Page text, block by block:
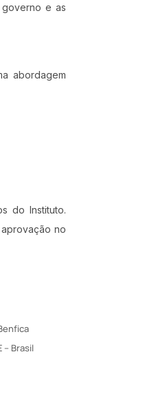
e as
abordagem
do Instituto.
no
– Brasil